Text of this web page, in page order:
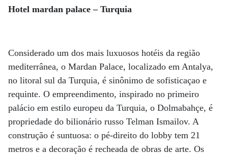
Hotel mardan palace – Turquia
Considerado um dos mais luxuosos hotéis da região
mediterrânea, o Mardan Palace, localizado em Antalya,
no litoral sul da Turquia, é sinônimo de sofisticaçao e
requinte. O empreendimento, inspirado no primeiro
palácio em estilo europeu da Turquia, o Dolmabahçe, é
propriedade do bilionário russo Telman Ismailov. A
construção é suntuosa: o pé-direito do lobby tem 21
metros e a decoração é recheada de obras de arte. Os